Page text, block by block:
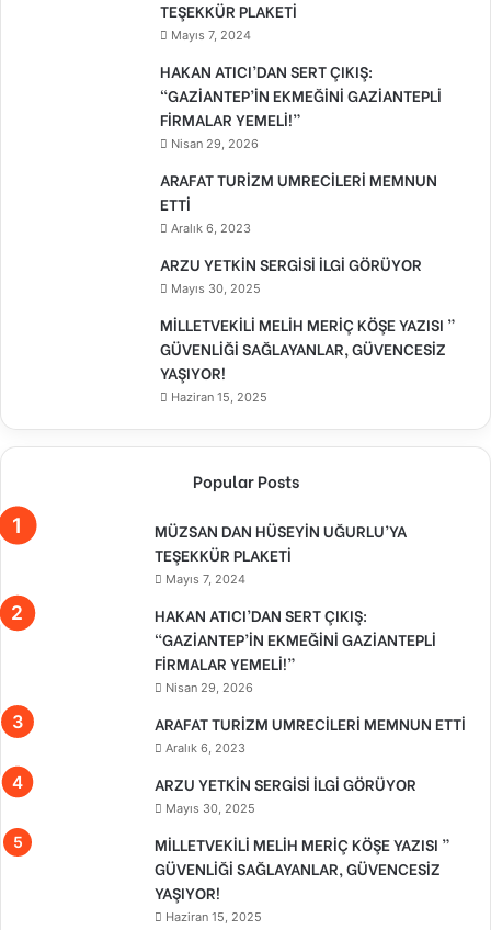
TEŞEKKÜR PLAKETİ
Mayıs 7, 2024
HAKAN ATICI’DAN SERT ÇIKIŞ:
“GAZİANTEP’İN EKMEĞİNİ GAZİANTEPLİ
FİRMALAR YEMELİ!”
Nisan 29, 2026
ARAFAT TURİZM UMRECİLERİ MEMNUN
ETTİ
Aralık 6, 2023
ARZU YETKİN SERGİSİ İLGİ GÖRÜYOR
Mayıs 30, 2025
MİLLETVEKİLİ MELİH MERİÇ KÖŞE YAZISI ”
GÜVENLİĞİ SAĞLAYANLAR, GÜVENCESİZ
YAŞIYOR!
Haziran 15, 2025
Popular Posts
MÜZSAN DAN HÜSEYİN UĞURLU’YA
TEŞEKKÜR PLAKETİ
Mayıs 7, 2024
HAKAN ATICI’DAN SERT ÇIKIŞ:
“GAZİANTEP’İN EKMEĞİNİ GAZİANTEPLİ
FİRMALAR YEMELİ!”
Nisan 29, 2026
ARAFAT TURİZM UMRECİLERİ MEMNUN ETTİ
Aralık 6, 2023
ARZU YETKİN SERGİSİ İLGİ GÖRÜYOR
Mayıs 30, 2025
MİLLETVEKİLİ MELİH MERİÇ KÖŞE YAZISI ”
GÜVENLİĞİ SAĞLAYANLAR, GÜVENCESİZ
YAŞIYOR!
Haziran 15, 2025